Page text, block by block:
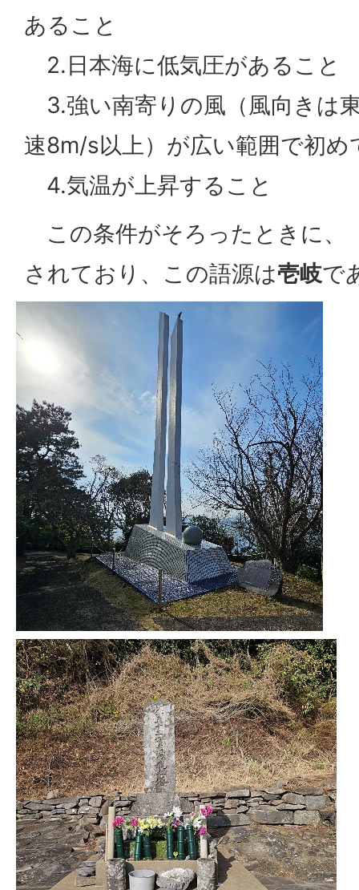
あること
2.日本海に低気圧があること
3.強い南寄りの風（風向きは
速8m/s以上）が広い範囲で初め
4.気温が上昇すること
この条件がそろったときに、
されており、この語源は壱岐で